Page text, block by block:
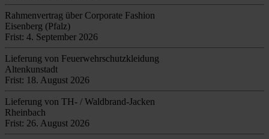
Rahmenvertrag über Corporate Fashion
Eisenberg (Pfalz)
Frist: 4. September 2026
Lieferung von Feuerwehrschutzkleidung
Altenkunstadt
Frist: 18. August 2026
Lieferung von TH- / Waldbrand-Jacken
Rheinbach
Frist: 26. August 2026